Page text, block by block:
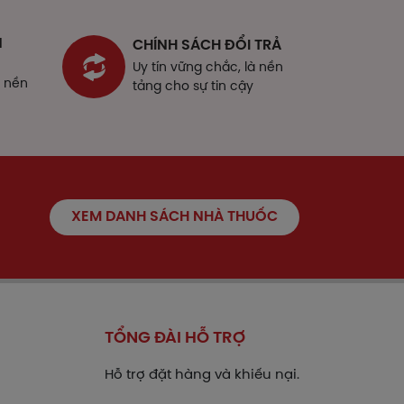
thể tùy thuộc vào thể trạng và mức độ
kiến bác sĩ hoặc chuyên viên y tế.
do uống thuốc dài ngày. Hoại tử gan
quá liều và có thể gây tử vong.
nền
CHÍNH SÁCH ĐỔI TRẢ
Uy tín vững chắc, là nền
tảng cho sự tin cậy
XEM DANH SÁCH NHÀ THUỐC
TỔNG ĐÀI HỖ TRỢ
Hỗ trợ đặt hàng và khiếu nại.